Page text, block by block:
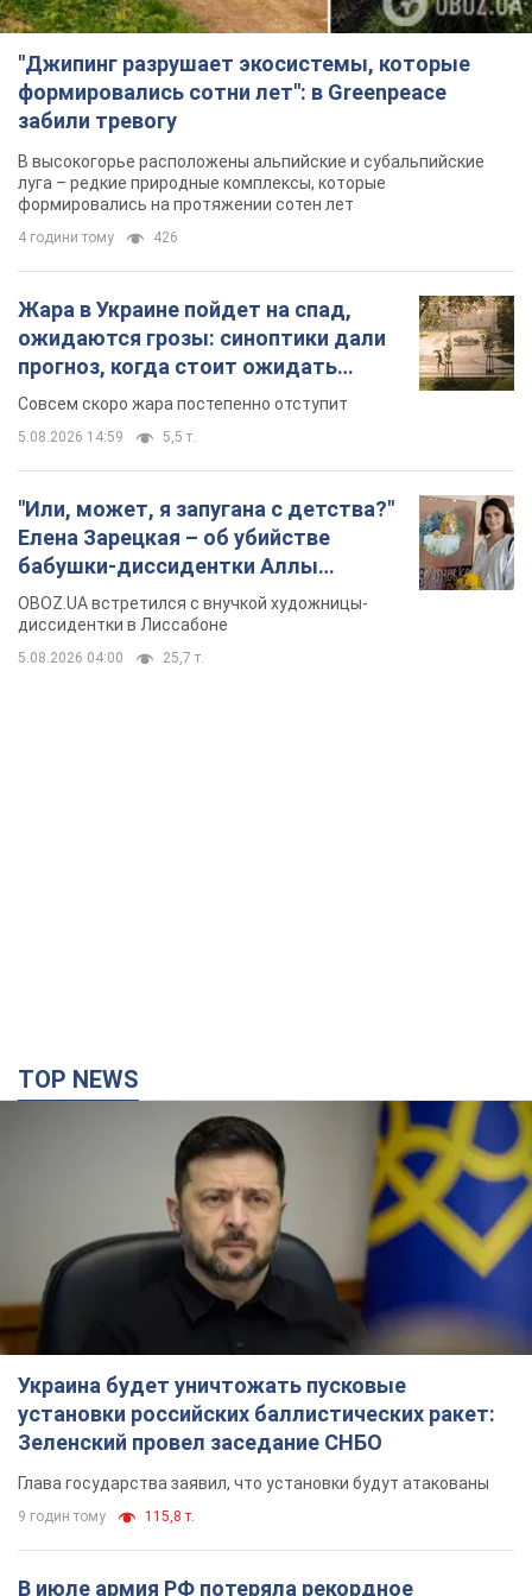
ожидаются грозы: синоптики дали
прогноз, когда стоит ожидать
изменения погоды
Совсем скоро жара постепенно отступит
5.08.2026 14:59 5,5 т.
"Или, может, я запугана с детства?"
Елена Зарецкая – об убийстве
бегстве в Португалию с пятью
детьми
диссидентки в Лиссабоне
5.08.2026 04:00 25,7 т.
Украина будет уничтожать пусковые
установки российских баллистических ракет:
Зеленский провел заседание СНБО
Глава государства заявил, что установки будут атакованы
115,8 т.
В июле армия РФ потеряла рекордное
количество БПЛА, лодок и катеров: в
Минобороны обнародовали статистику
В прошлом месяце также выросли потери РФ в живой силе и
танках, а также количество поражений на большом
расстоянии
7 годин тому 4,3 т.
"Нужны быстрые и нестандартные подходы":
Корецкий пообещал предоставить бизнесу
приоритетный доступ к имеющимся